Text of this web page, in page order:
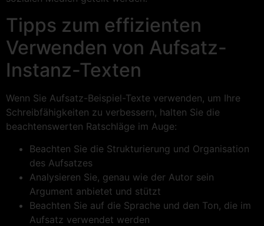
Tipps zum effizienten
Verwenden von Aufsatz-
Instanz-Texten
Wenn Sie Aufsatz-Beispiel-Texte verwenden, um Ihre
Schreibfähigkeiten zu verbessern, halten Sie die
beachtenswerten Ratschläge im Auge:
Beachten Sie die Strukturierung und Organisation
des Aufsatzes
Analysieren Sie, genau wie der Autor sein
Argument anbietet und stützt
Beachten Sie auf die Sprache und den Ton, die im
Aufsatz verwendet werden